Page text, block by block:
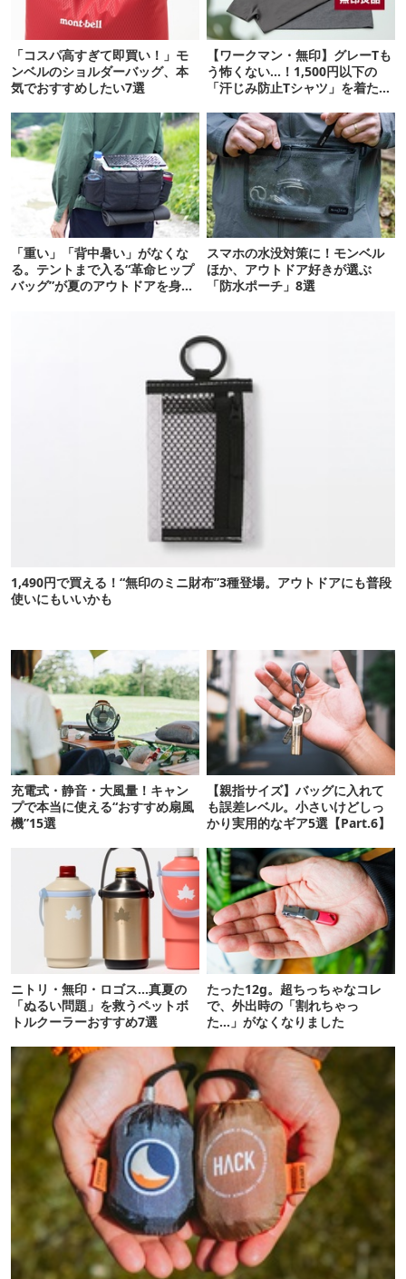
「コスパ高すぎて即買い！」モ
ンベルのショルダーバッグ、本
気でおすすめしたい7選
【ワークマン・無印】グレーTも
う怖くない…！1,500円以下の
「汗じみ防止Tシャツ」を着たら
「重い」「背中暑い」がなくな
る。テントまで入る“革命ヒップ
バッグ”が夏のアウトドアを身軽
スマホの水没対策に！モンベル
ほか、アウトドア好きが選ぶ
「防水ポーチ」8選
1,490円で買える！“無印のミニ財布”3種登場。アウトドアにも普段
使いにもいいかも
充電式・静音・大風量！キャン
プで本当に使える“おすすめ扇風
機”15選
【親指サイズ】バッグに入れて
も誤差レベル。小さいけどしっ
かり実用的なギア5選【Part.6】
ニトリ・無印・ロゴス…真夏の
「ぬるい問題」を救うペットボ
トルクーラーおすすめ7選
たった12g。超ちっちゃなコレ
で、外出時の「割れちゃっ
た…」がなくなりました